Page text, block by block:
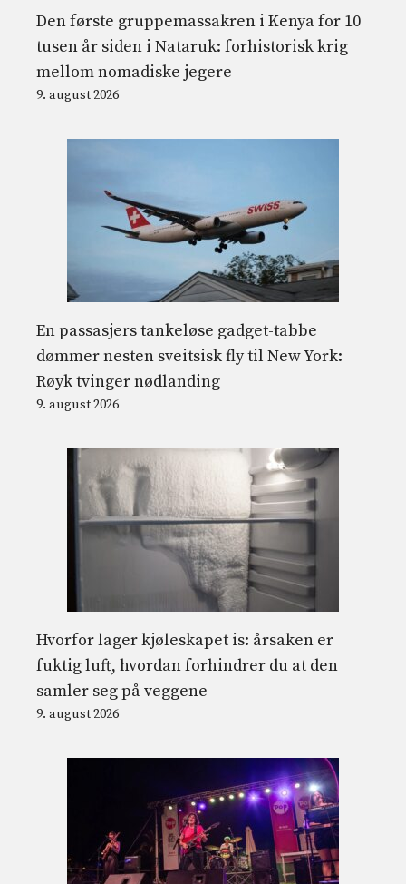
Den første gruppemassakren i Kenya for 10
tusen år siden i Nataruk: forhistorisk krig
mellom nomadiske jegere
9. august 2026
En passasjers tankeløse gadget-tabbe
dømmer nesten sveitsisk fly til New York:
Røyk tvinger nødlanding
9. august 2026
Hvorfor lager kjøleskapet is: årsaken er
fuktig luft, hvordan forhindrer du at den
samler seg på veggene
9. august 2026